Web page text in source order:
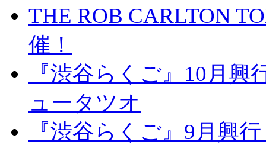
THE ROB CARLTON
催！
『渋谷らくご』10月
ュータツオ
『渋谷らくご』9月興